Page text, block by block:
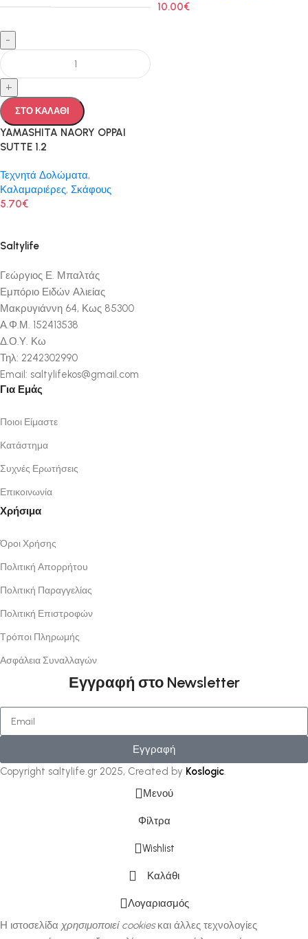
-
+
ΣΤΟ ΚΑΛΑΘΙ
YAMASHITA NAORY OPPAI
SUTTE 1.2
Τεχνητά Δολώματα,
Καλαμαριέρες, Σκάφους
5.70€
10.00€
Saltylife
Γεώργιος Ε. Μπαλτάς
Εμπόριο Ειδών Αλιείας
Μακρυγιάννη 64, Κως 85300
Α.Φ.Μ. 152413538
Δ.Ο.Υ. Κω
Τηλ: 2242302990
Email: saltylifekos@gmail.com
Για Εμάς
Ποιοι Είμαστε
Κατάστημα
Συχνές Ερωτήσεις
Επικοινωνία
Χρήσιμα
Όροι Χρήσης
Πολιτική Απορρήτου
Πολιτική Παραγγελίας
Πολιτική Επιστροφών
Τρόποι Πληρωμής
Ασφάλεια Συναλλαγών
Εγγραφή στο Newsletter
Εγγραφή
Copyright saltylife.gr 2025, Created by Koslogic.
Μενού
Φίλτρα
Wishlist
Καλάθι
Λογαριασμός
Η ιστοσελίδα χρησιμοποιεί cookiesκαι άλλες τεχνολογίες